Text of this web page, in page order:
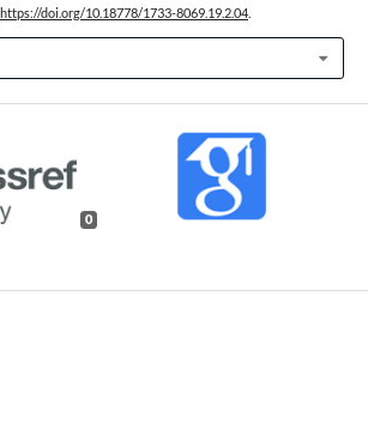
https://doi.org/10.18778/1733-8069.19.2.04.
0